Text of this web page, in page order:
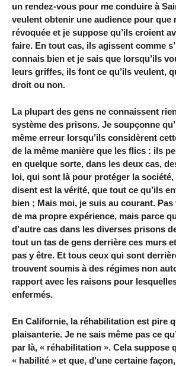
un rendez-vous pour me conduire à
veulent obtenir une audience pour que
révoquée et je suppose qu’ils croient
faire. En tout cas, ils agissent comme
connais bien et je sais que lorsqu’ils
leurs griffes, ils font ce qu’ils veulent,
droit ou non.
La plupart des gens ne connaissent
système des prisons. Je soupçonne
même erreur lorsqu’ils considèrent
de la même manière que les flics : ils
en quelque sorte, dans les deux cas,
loi, qui sont là pour protéger la société,
disent est la vérité, que tout ce qu’ils
bien ; Mais moi, je suis au courant. Pas
de ma propre expérience, mais parce
d’autre cas dans les diverses prisons
tout un tas de gens derrière ces murs
pas y être. Et tous ceux qui sont
trouvent soumis à des régimes non
rapport avec les raisons pour
enfermés.
En Californie, la réhabilitation est pire
plaisanterie. Je ne sais même pas ce
par là, « réhabilitation ». Cela suppose
« habilité » et que, d’une certaine